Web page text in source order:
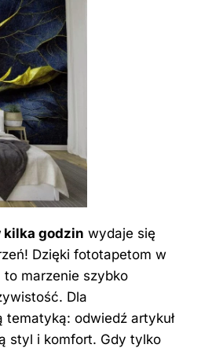
kilka godzin wydaje się
Dzięki fototapetom w
marzenie szybko
Dla
tematyką: odwiedź artykuł
styl i komfort. Gdy tylko